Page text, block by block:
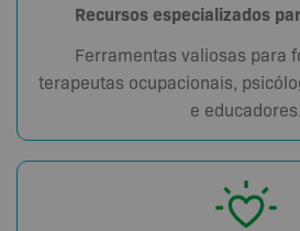
Recursos especializados
Ferramentas valiosas para
terapeutas ocupacionais,
e educadores.